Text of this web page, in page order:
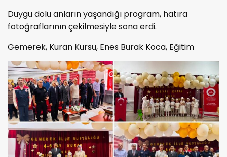
Duygu dolu anların yaşandığı program, hatıra
fotoğraflarının çekilmesiyle sona erdi.
Gemerek, Kuran Kursu, Enes Burak Koca, Eğitim